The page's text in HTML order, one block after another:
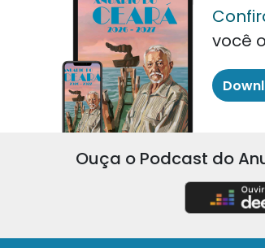
você
Ouça o Podcast do